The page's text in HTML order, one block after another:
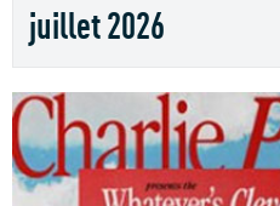
juillet 2026